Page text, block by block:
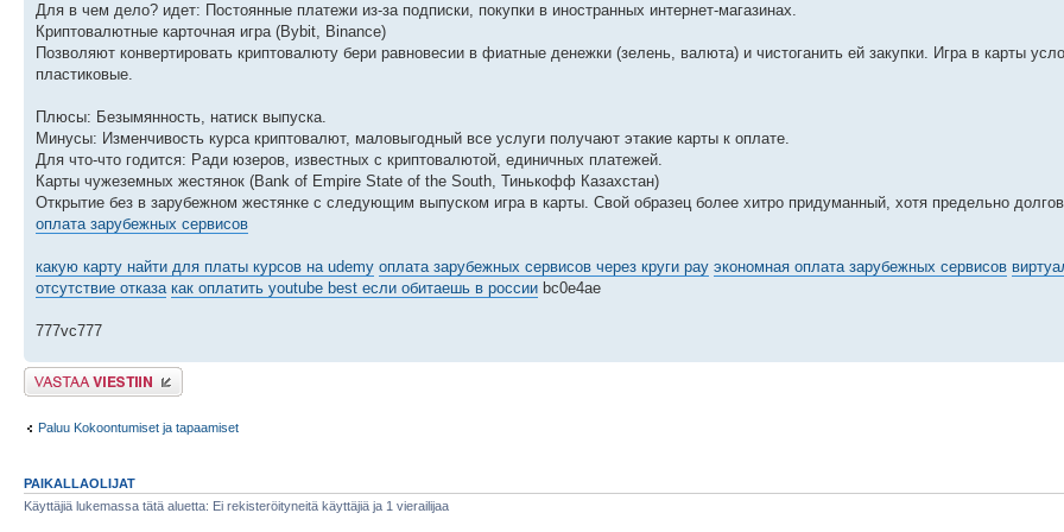
Для в чем дело? идет: Постоянные платежи из-за подписки, покупки в иностранных интернет-магазинах.
Криптовалютные карточная игра (Bybit, Binance)
Позволяют конвертировать криптовалюту бери равновесии в фиатные денежки (зелень, валюта) и чистоганить ей закупки. Игра в карты
пластиковые.
Плюсы: Безымянность, натиск выпуска.
Минусы: Изменчивость курса криптовалют, маловыгодный все услуги получают этакие карты к оплате.
Для что-что годится: Ради юзеров, известных с криптовалютой, единичных платежей.
Карты чужеземных жестянок (Bank of Empire State of the South, Тинькофф Казахстан)
Открытие без в зарубежном жестянке с следующим выпуском игра в карты. Свой образец более хитро придуманный, хотя предельно
оплата зарубежных сервисов
какую карту найти для платы курсов на udemy оплата зарубежных сервисов через круги pay экономная оплата зарубежных сервисов
отсутствие отказа как оплатить youtube best если обитаешь в россии bc0e4ae
777vc777
Lähetä vastaus
Paluu Kokoontumiset ja tapaamiset
PAIKALLAOLIJAT
Käyttäjiä lukemassa tätä aluetta: Ei rekisteröityneitä käyttäjiä ja 1 vierailijaa